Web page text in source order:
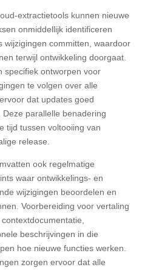
extractietools kunnen nieuwe
onmiddellijk identificeren
wijzigingen committen, waardoor
terwijl ontwikkeling doorgaat.
specifiek ontworpen voor
te volgen over alle
dat updates goed
parallelle benadering
tijd tussen voltooiing van
release.
ook regelmatige
waar ontwikkelings- en
wijzigingen beoordelen en
Voorbereiding voor vertaling
beschrijvingen in die
hoe nieuwe functies werken.
zorgen ervoor dat alle